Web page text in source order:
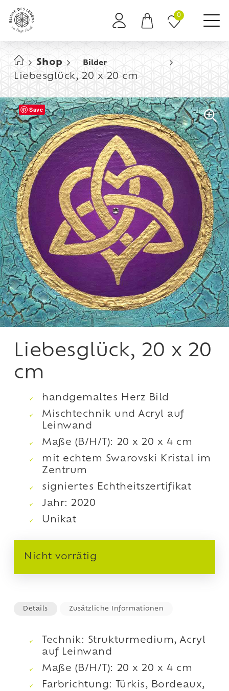
0
Shop Bilder
Liebesglück, 20 x 20 cm
Save
Liebesglück, 20 x 20
cm
handgemaltes Herz Bild
Mischtechnik und Acryl auf
Leinwand
Maße (B/H/T): 20 x 20 x 4 cm
mit echtem Swarovski Kristal im
Zentrum
signiertes Echtheitszertifikat
Jahr: 2020
Unikat
Nicht vorrätig
Details Zusätzliche Informationen
Technik: Strukturmedium, Acryl
auf Leinwand
Maße (B/H/T): 20 x 20 x 4 cm
Farbrichtung: Türkis, Bordeaux,